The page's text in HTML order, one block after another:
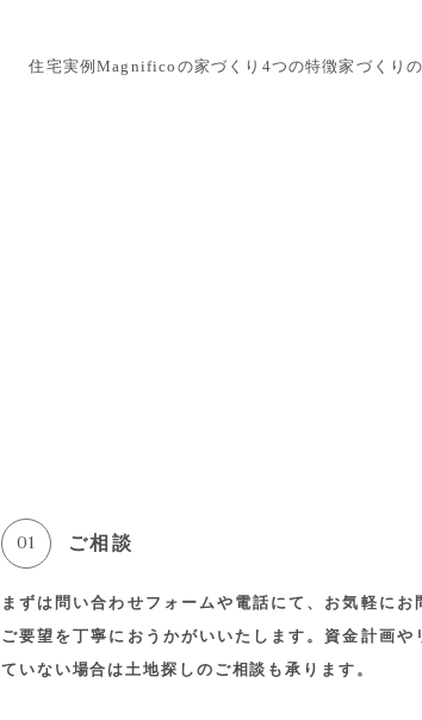
住宅実例Magnificoの家づくり 4つの特徴家づくり
01 ご相談
まずは問い合わせフォームや電話にて、お気軽に
ご要望を丁寧におうかがいいたします。資金計画
ていない場合は土地探しのご相談も承ります。